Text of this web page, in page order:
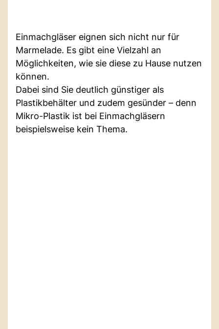
Einmachgläser eignen sich nicht nur für
Marmelade. Es gibt eine Vielzahl an
Möglichkeiten, wie sie diese zu Hause nutzen
können.
Dabei sind Sie deutlich günstiger als
Plastikbehälter und zudem gesünder – denn
Mikro-Plastik ist bei Einmachgläsern
beispielsweise kein Thema.